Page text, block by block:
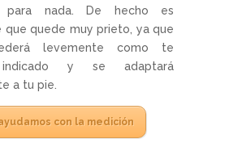
para nada. De hecho es
que quede muy prieto, ya que
levemente como te
indicado y se adaptará
a tu pie.
con la medición